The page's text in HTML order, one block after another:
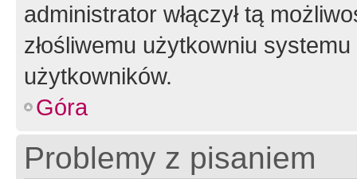
administrator włączył tą
złośliwemu użytkowniu
użytkowników.
Góra
Problemy z pisaniem